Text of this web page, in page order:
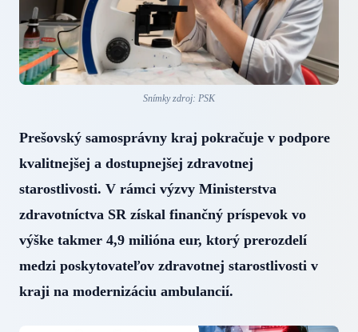
Snímky zdroj: PSK
Prešovský samosprávny kraj pokračuje v podpore
kvalitnejšej a dostupnejšej zdravotnej
starostlivosti. V rámci výzvy Ministerstva
zdravotníctva SR získal finančný príspevok vo
výške takmer 4,9 milióna eur, ktorý prerozdelí
medzi poskytovateľov zdravotnej starostlivosti v
kraji na modernizáciu ambulancií.